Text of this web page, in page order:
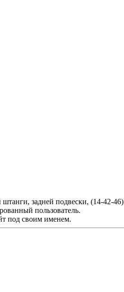
задней подвески, (14-42-46)
пользователь.
под своим именем.